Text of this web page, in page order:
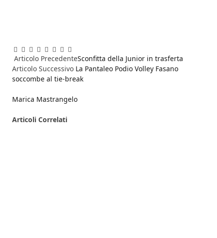
Facebook
Twitter
Pinterest
LinkedIn
Reddit
WhatsApp
Telegram
Email
Articolo PrecedenteSconfitta della Junior in trasferta
Articolo Successivo La Pantaleo Podio Volley Fasano
soccombe al tie-break
Marica Mastrangelo
Articoli Correlati